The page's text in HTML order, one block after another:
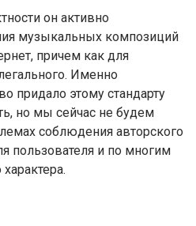
он активно
музыкальных композиций
причем как для
Именно
придало этому стандарту
но мы сейчас не будем
соблюдения авторского
пользователя и по многим